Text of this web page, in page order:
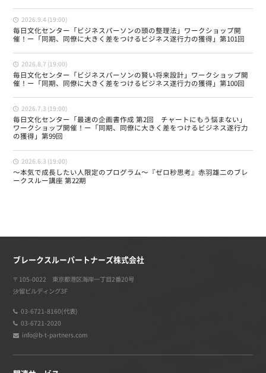
2026.9.4 (19:00)
毎日文化センター「ビジネスパーソンの頭の整理法」ワークショップ開
催！ー「同期、同僚に大きく差をつけるビジネス遂行力の獲得」第101回
2026.8.7 (19:00)
毎日文化センター「ビジネスパーソンの賢い将来設計」ワークショップ開
催！ー「同期、同僚に大きく差をつけるビジネス遂行力の獲得」第100回
2026.7.3 (19:00)
毎日文化センター「最速の企画書作成 第2回 チャートにもう悩まない」
ワークショップ開催！ー「同期、同僚に大きく差をつけるビジネス遂行力
の獲得」第99回
2026.6.3 (19:00)
〜本気で成長したい人限定のプログラム〜『ゼロ秒思考』赤羽雄二のブレ
ークスルー講座 第22期
ブレークスルーパートナーズ株式会社
〒105-0022 東京都港区海岸一丁目2番20号
汐留ビルディング3F
03-6721-8160(代表)
03-6721-2020
info@b-t-partners.com